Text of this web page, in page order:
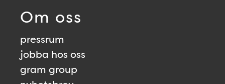
Om oss
pressrum
jobba hos oss
gram group